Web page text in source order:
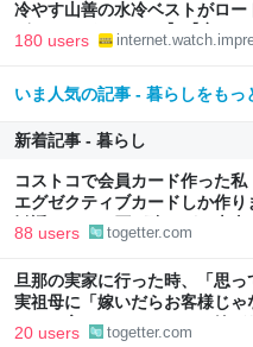
冷やす山善の水冷ベストがロ
ざ・ろーど！その14】【空いた
180 users
いま人気の記事 - 暮らしをもっ
新着記事 - 暮らし
コストコで会員カード作った
エグゼクティブカードしか作
勧誘はやたら圧が強いが、本当
88 users togetter.com
旦那の実家に行った時、「思
実祖母に「嫁いだらお客様じ
け」と言われていたので、嫁ぎ
20 users togetter.com